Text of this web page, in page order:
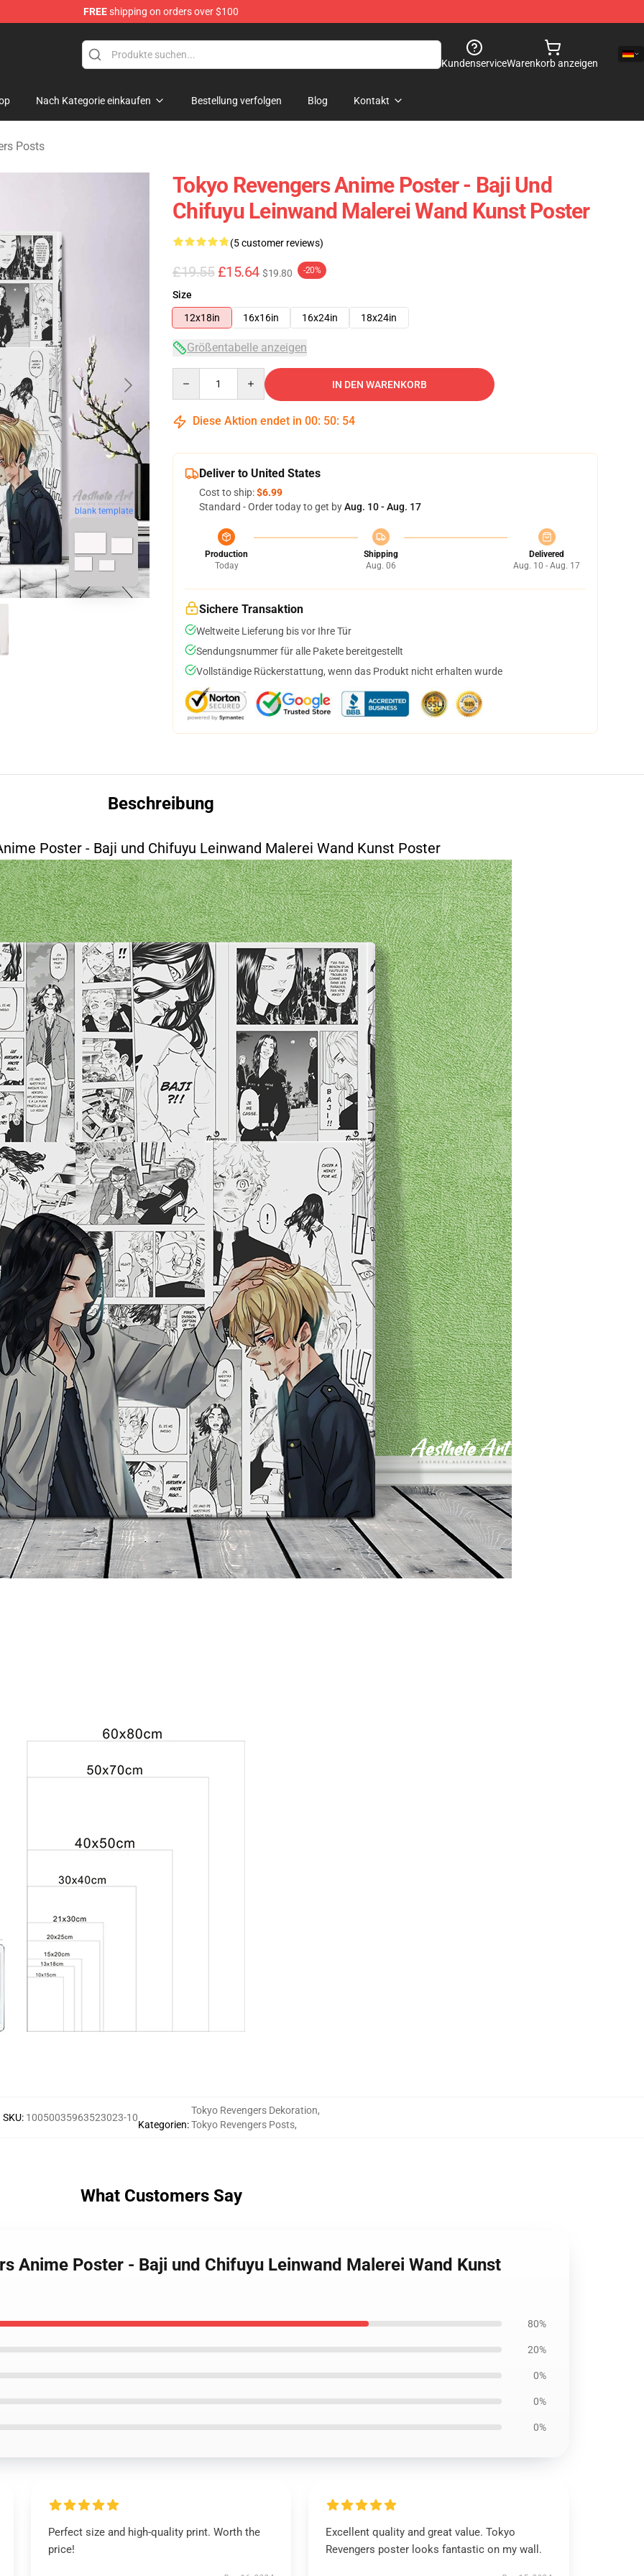
FREEshipping on orders over $100
KundenserviceWarenkorb anzeigen
Nach Kategorie einkaufen Bestellung verfolgen Blog Kontakt
Posts
blank template
Tokyo Revengers Anime Poster - Baji Und
Chifuyu Leinwand Malerei Wand Kunst Poster
(5 customer reviews)
£19.55 £15.64 $19.80 -20%
Size
12x18in
16x16in 16x24in 18x24in
Größentabelle anzeigen
IN DEN WARENKORB
Diese Aktion endet in 00: 50: 52
Deliver to United States
Cost to ship:$6.99
Standard - Order today to get byAug. 10 - Aug. 17
Production
Today
Shipping
Aug. 06
Delivered
Aug. 10 - Aug. 17
Sichere Transaktion
Weltweite Lieferung bis vor Ihre Tür
Sendungsnummer für alle Pakete bereitgestellt
Vollständige Rückerstattung, wenn das Produkt nicht erhalten wurde
Beschreibung
Poster - Baji und Chifuyu Leinwand Malerei Wand Kunst Poster
SKU: 10050035963523023-10
Kategorien:
Tokyo Revengers Dekoration,
Tokyo Revengers Posts,
What Customers Say
Anime Poster - Baji und Chifuyu Leinwand Malerei Wand Kunst
80%
20%
0%
0%
0%
Perfect size and high-quality print. Worth the
price!
Excellent quality and great value. Tokyo
Revengers poster looks fantastic on my wall.